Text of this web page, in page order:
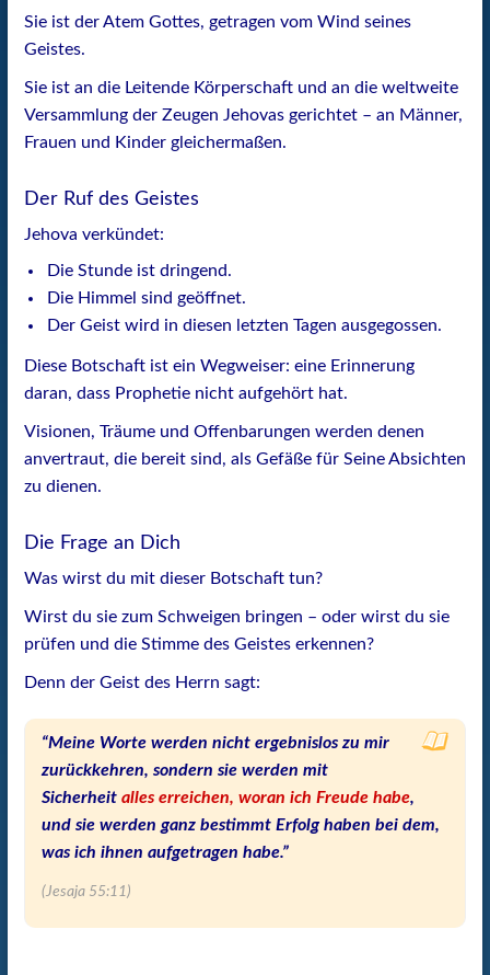
Sie ist der Atem Gottes, getragen vom Wind seines
Geistes.
Sie ist an die Leitende Körperschaft und an die weltweite
Versammlung der Zeugen Jehovas gerichtet – an Männer,
Frauen und Kinder gleichermaßen.
Der Ruf des Geistes
Jehova verkündet:
Die Stunde ist dringend.
Die Himmel sind geöffnet.
Der Geist wird in diesen letzten Tagen ausgegossen.
Diese Botschaft ist ein Wegweiser: eine Erinnerung
daran, dass Prophetie nicht aufgehört hat.
Visionen, Träume und Offenbarungen werden denen
anvertraut, die bereit sind, als Gefäße für Seine Absichten
zu dienen.
Die Frage an Dich
Was wirst du mit dieser Botschaft tun?
Wirst du sie zum Schweigen bringen – oder wirst du sie
prüfen und die Stimme des Geistes erkennen?
Denn der Geist des Herrn sagt:
“Meine Worte werden nicht ergebnislos zu mir
zurückkehren, sondern sie werden mit
Sicherheit alles erreichen, woran ich Freude habe,
und sie werden ganz bestimmt Erfolg haben bei dem,
was ich ihnen aufgetragen habe.”
(Jesaja 55:11)